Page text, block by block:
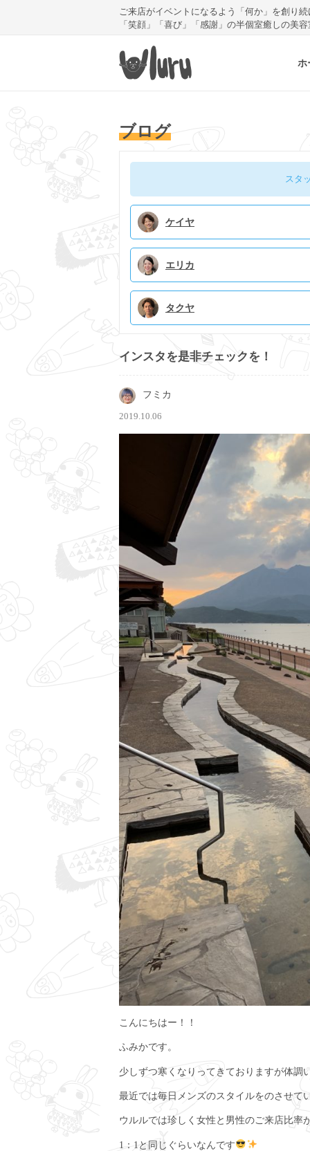
ご来店がイベントになるよう「何か」を創り続
「笑顔」「喜び」「感謝」の半個室癒しの美
ホ
ブログ
スタ
ケイヤ
エリカ
タクヤ
インスタを是非チェックを！
フミカ
2019.10.06
こんにちはー！！
ふみかです。
少しずつ寒くなりってきておりますが体調
最近では毎日メンズのスタイルをのさせて
ウルルでは珍しく女性と男性のご来店比率
1：1と同じぐらいなんです